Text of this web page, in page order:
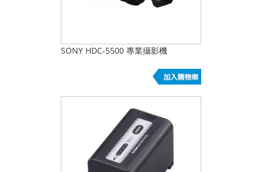
SONY HDC-5500 專業攝影機